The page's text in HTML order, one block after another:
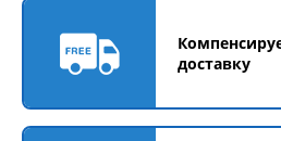
доставку